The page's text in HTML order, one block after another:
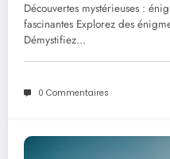
Découvertes mystérieuses :
fascinantes Explorez des
Démystifiez…
0 Commentaires